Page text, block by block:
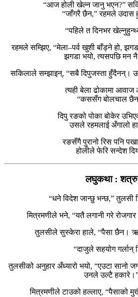
“आज होली खेल्न जानु भएन?”
“जाँगरै छैन,” रहमले उदास
“पहिले त दिनभर
रहमले सम्झिए, “मेला–पर्व खुशी बाँड्ने हो,
झगडा भयो, त्यसपछि मन नै
सकिलाले सम्झाइन्, “सबै दिपुजस्ता हुँदैनन्। ऊ
त्यही बेला ढोकामा
“कससँग बोलचाल
दिपु रङको पोका बोकेर
उसले रहमलाई अँगालो
रङसँगै पुरानो रिस पनि
होलीले फेरि सन्देश
लघुकथा : शत्रु
“धने विदेश जान्छु भन्छ,” तुलसी
मित्रमणीले भने, “यतै लगानी गरे
तुलसीले सुस्केरा हाले, “पैसा छैन।
“दाजुले सहयोग गर्लान्
तुलसीको अनुहार अँध्यारो भयो, “एउटा सानो
उनले उल्टै
मित्रमणीले टाउको हल्लाए, “पैसाको